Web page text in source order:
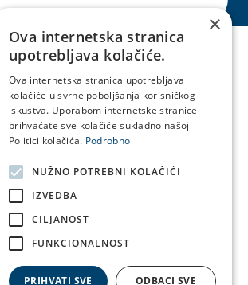
podataka
×
Ova internetska stranica
upotrebljava kolačiće.
Ova internetska stranica upotrebljava
kolačiće u svrhe poboljšanja korisničkog
iskustva. Uporabom internetske stranice
prihvaćate sve kolačiće sukladno našoj
Politici kolačića. Podrobno
NUŽNO POTREBNI KOLAČIĆI
IZVEDBA
CILJANOST
FUNKCIONALNOST
PRIHVATI SVE ODBACI SVE